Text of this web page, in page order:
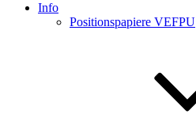
Info
Positionspapiere VEFPU